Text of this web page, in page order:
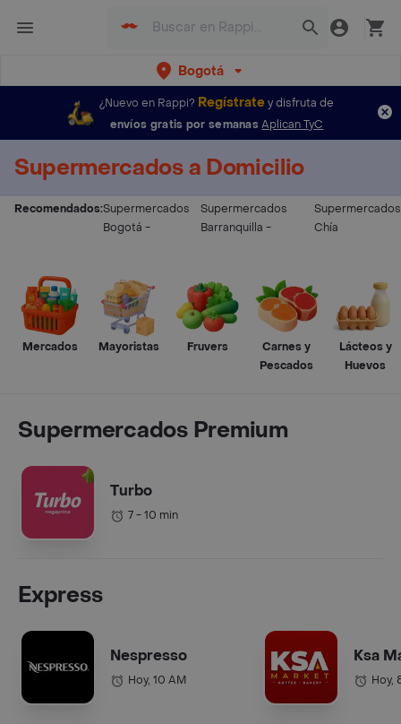
Bogotá
¿Nuevo en Rappi? Regístratey disfruta de
envíos gratis por semanas Aplican TyC
Supermercados a Domicilio
Recomendados:Supermercados
Bogotá -
Supermercados
Barranquilla -
Supermercados
Chía
Mercados Mayoristas Fruvers
Carnes y
Pescados
Lácteos y
Huevos
Supermercados Premium
Turbo
7 - 10 min
Express
Nespresso
Hoy, 10 AM
Ksa
Hoy,